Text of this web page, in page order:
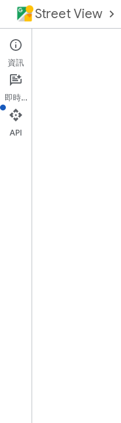
Street View
總覽
必備條件
資訊
即時通訊
API